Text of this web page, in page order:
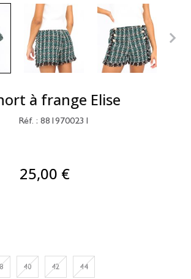
à frange Elise
Réf. : 8819700231
25,00 €
40 42 44